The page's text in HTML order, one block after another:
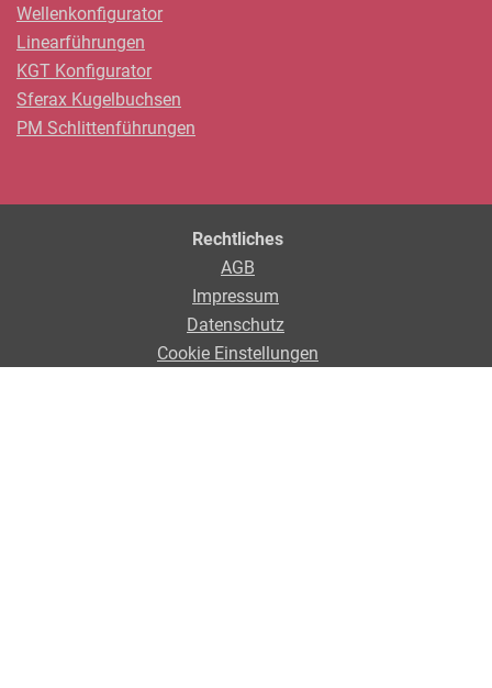
Wellenkonfigurator
Linearführungen
KGT Konfigurator
Sferax Kugelbuchsen
PM Schlittenführungen
Rechtliches
AGB
Impressum
Datenschutz
Cookie Einstellungen